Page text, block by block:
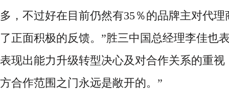
多，不过好在目前仍然有35％的品牌主对代
了正面积极的反馈。 ”胜三中国总经理李佳也
表现出能力升级转型决心及对合作关系的重视
方合作范围之门永远是敞开的。”